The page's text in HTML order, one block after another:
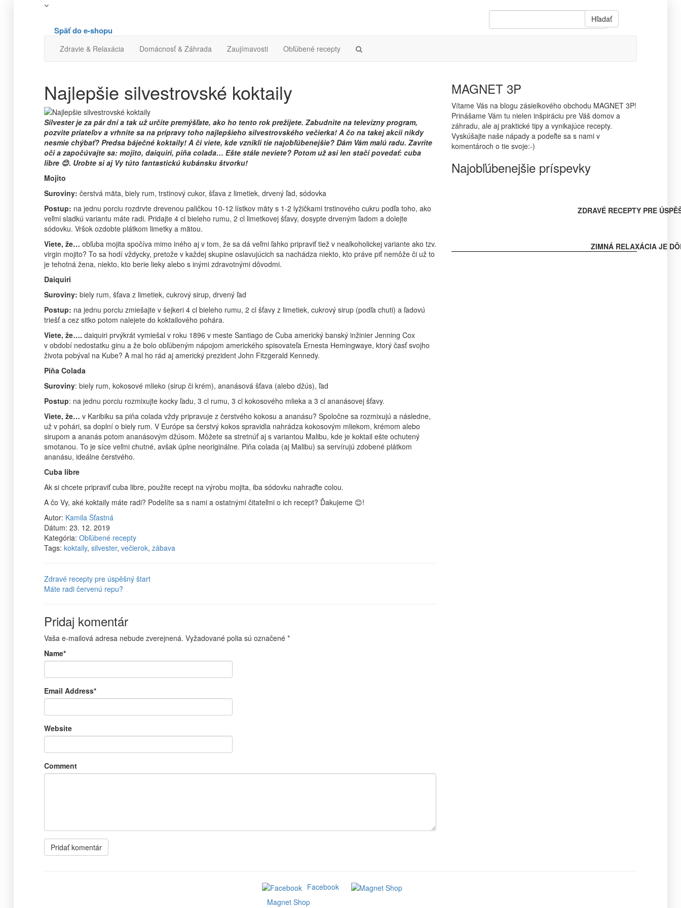
Hľadať
Späť do e-shopu
Zdravie & Relaxácia Domácnosť & Záhrada Zaujímavosti Obľúbené recepty
Najlepšie silvestrovské koktaily
Silvester je za pár dní a tak už určite premýšľate, ako ho tento rok prežijete. Zabudnite na televízny program,
pozvite priateľov a vrhnite sa na prípravy toho najlepšieho silvestrovského večierka! A čo na takej akcii nikdy
nesmie chýbať? Predsa báječné koktaily! A či viete, kde vznikli tie najobľúbenejšie? Dám Vám malú radu. Zavrite
oči a započúvajte sa: mojito, daiquiri, piňa colada… Ešte stále neviete? Potom už asi len stačí povedať: cuba
libre 😊. Urobte si aj Vy túto fantastickú kubánsku štvorku!
Mojito
Suroviny: čerstvá mäta, biely rum, trstinový cukor, šťava z limetiek, drvený ľad, sódovka
Postup: na jednu porciu rozdrvte drevenou paličkou 10-12 lístkov mäty s 1-2 lyžičkami trstinového cukru podľa toho, ako
veľmi sladkú variantu máte radi. Pridajte 4 cl bieleho rumu, 2 cl limetkovej šťavy, dosypte drveným ľadom a dolejte
sódovku. Vršok ozdobte plátkom limetky a mätou.
Viete, že… obľuba mojita spočíva mimo iného aj v tom, že sa dá veľmi ľahko pripraviť tiež v nealkoholickej variante ako tzv.
virgin mojito? To sa hodí vždycky, pretože v každej skupine oslavujúcich sa nachádza niekto, kto práve piť nemôže či už to
je tehotná žena, niekto, kto berie lieky alebo s inými zdravotnými dôvodmi.
Daiquiri
Suroviny: biely rum, šťava z limetiek, cukrový sirup, drvený ľad
Postup: na jednu porciu zmiešajte v šejkeri 4 cl bieleho rumu, 2 cl šťavy z limetiek, cukrový sirup (podľa chuti) a ľadovú
triešť a cez sitko potom nalejete do koktailového pohára.
Viete, že…. daiquiri prvýkrát vymiešal v roku 1896 v meste Santiago de Cuba americký banský inžinier Jenning Cox
v období nedostatku ginu a že bolo obľúbeným nápojom amerického spisovateľa Ernesta Hemingwaye, ktorý časť svojho
života pobýval na Kube? A mal ho rád aj americký prezident John Fitzgerald Kennedy.
Piňa Colada
Suroviny: biely rum, kokosové mlieko (sirup či krém), ananásová šťava (alebo džús), ľad
Postup: na jednu porciu rozmixujte kocky ľadu, 3 cl rumu, 3 cl kokosového mlieka a 3 cl ananásovej šťavy.
Viete, že… v Karibiku sa piňa colada vždy pripravuje z čerstvého kokosu a ananásu? Spoločne sa rozmixujú a následne,
už v pohári, sa doplní o biely rum. V Európe sa čerstvý kokos spravidla nahrádza kokosovým mliekom, krémom alebo
sirupom a ananás potom ananásovým džúsom. Môžete sa stretnúť aj s variantou Malibu, kde je koktail ešte ochutený
smotanou. To je síce veľmi chutné, avšak úplne neoriginálne. Piňa colada (aj Malibu) sa servírujú zdobené plátkom
ananásu, ideálne čerstvého.
Cuba libre
Ak si chcete pripraviť cuba libre, použite recept na výrobu mojita, iba sódovku nahraďte colou.
A čo Vy, aké koktaily máte radi? Podelíte sa s nami a ostatnými čitateľmi o ich recept? Ďakujeme 😊!
Autor: Kamila Šťastná
Dátum: 23. 12. 2019
Kategória: Obľúbené recepty
Tags: koktaily, silvester, večierok, zábava
Zdravé recepty pre úspěšný štart
Máte radi červenú repu?
Pridaj komentár
Vaša e-mailová adresa nebude zverejnená. Vyžadované polia sú označené *
Name*
Email Address*
Website
Comment
MAGNET 3P
Vítame Vás na blogu zásielkového obchodu MAGNET 3P!
Prinášame Vám tu nielen inšpiráciu pre Váš domov a
záhradu, ale aj praktické tipy a vynikajúce recepty.
Vyskúšajte naše nápady a podeľte sa s nami v
komentároch o tie svoje:-)
Najobľúbenejšie príspevky
ZDRAVÉ RECEPTY PRE
ZIMNÁ RELAXÁCIA JE
Facebook
Magnet Shop